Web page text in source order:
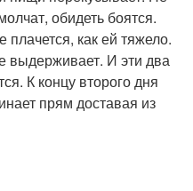
обидеть боятся.
плачется, как ей тяжело.
выдерживает. И эти два
К концу второго дня
прям доставая из